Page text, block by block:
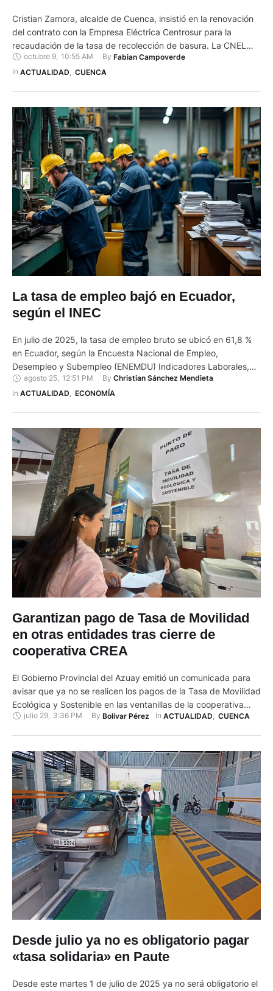
Cristian Zamora, alcalde de Cuenca, insistió en la renovación
del contrato con la Empresa Eléctrica Centrosur para la
recaudación de la tasa de recolección de basura. La CNEL
terminó los convenios de manera unilateral. La petición del
alcalde se da luego que la Corporación Nacional de
octubre 9, 10:55 AM By Fabian Campoverde
In ACTUALIDAD CUENCA
La tasa de empleo bajó en Ecuador,
según el INEC
En julio de 2025, la tasa de empleo bruto se ubicó en 61,8 %
en Ecuador, según la Encuesta Nacional de Empleo,
Desempleo y Subempleo (ENEMDU) Indicadores Laborales,
elaborada por el Instituto Nacional de Estadística y Censos
(INEC). De acuerdo con este diagnóstico, publicado este
agosto 25 12:51 PM By Christian Sánchez Mendieta
In ACTUALIDAD, ECONOMÍA
Garantizan pago de Tasa de Movilidad
en otras entidades tras cierre de
cooperativa CREA
El Gobierno Provincial del Azuay emitió un comunicada para
avisar que ya no se realicen los pagos de la Tasa de Movilidad
Ecológica y Sostenible en las ventanillas de la cooperativa
CREA por el cierre de esta entidad debido a su liquidación. En
julio 29, 3:36 PM By Bolívar Pérez In ACTUALIDAD CUENCA
Desde julio ya no es obligatorio pagar
«tasa solidaria» en Paute
Desde este martes 1 de julio de 2025 ya no será obligatorio el